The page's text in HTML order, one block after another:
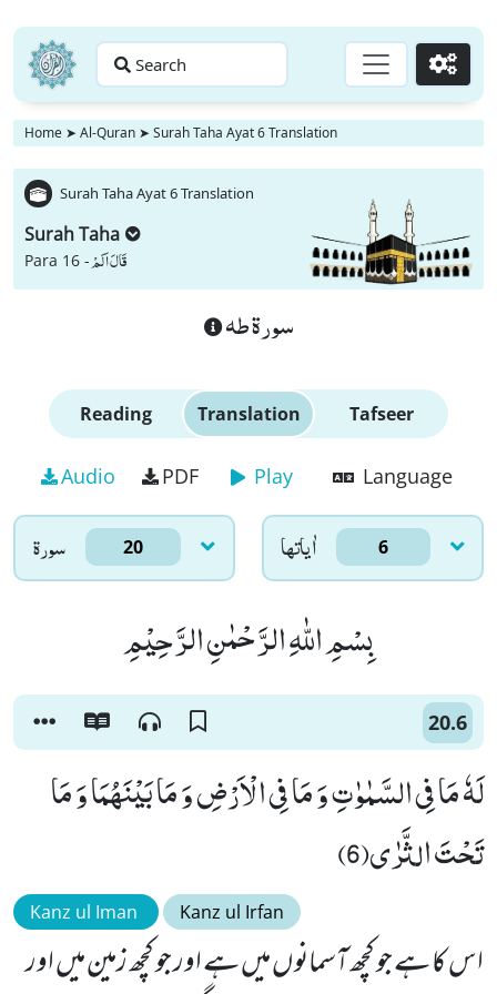
Search Go
Home ➤ Al-Quran ➤ Surah Taha Ayat 6 Translation
Surah Taha Ayat 6 Translation
Surah Taha
Para 16 -قَالَ اَلَمْ
سورة طه
Reading Translation Tafseer
Audio PDF Play Language
سورۃ 20 اٰياتها 6
بِسْمِ اللّٰهِ الرَّحْمٰنِ الرَّحِیْمِ
20.6
لَهٗ مَا فِی السَّمٰوٰتِ وَ مَا فِی الْاَرْضِ وَ مَا بَیْنَهُمَا وَ مَا
تَحْتَ الثَّرٰى(6)
Kanz ul Iman Kanz ul Irfan
اس کا ہے جو کچھ آسمانوں میں ہے اور جو کچھ زمین میں اور